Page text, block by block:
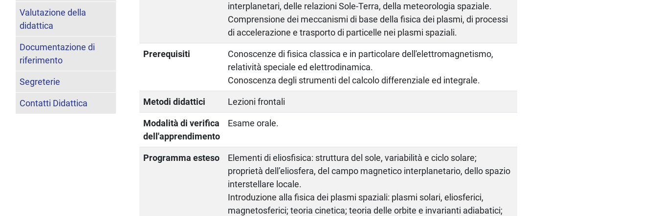
interplanetari, delle relazioni Sole-Terra, della meteorologia spaziale.
Comprensione dei meccanismi di base della fisica dei plasmi, di processi
di accelerazione e trasporto di particelle nei plasmi spaziali.
Prerequisiti
Conoscenze di fisica classica e in particolare dell'elettromagnetismo,
relatività speciale ed elettrodinamica.
Conoscenza degli strumenti del calcolo differenziale ed integrale.
Metodi didattici Lezioni frontali
Modalità di verifica
dell'apprendimento
Esame orale.
Programma esteso
Elementi di eliosfisica: struttura del sole, variabilità e ciclo solare;
proprietà dell’eliosfera, del campo magnetico interplanetario, dello spazio
interstellare locale.
Introduzione alla fisica dei plasmi spaziali: plasmi solari, eliosferici,
magnetosferici; teoria cinetica; teoria delle orbite e invarianti adiabatici;
Valutazione della
didattica
Documentazione di
riferimento
Segreterie
Contatti Didattica